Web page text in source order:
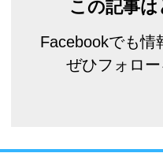
この記事
Facebookでも情
ぜひフォロー